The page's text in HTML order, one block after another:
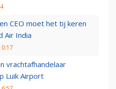
CEO moet het tij keren
Air India
vrachtafhandelaar
Luik Airport